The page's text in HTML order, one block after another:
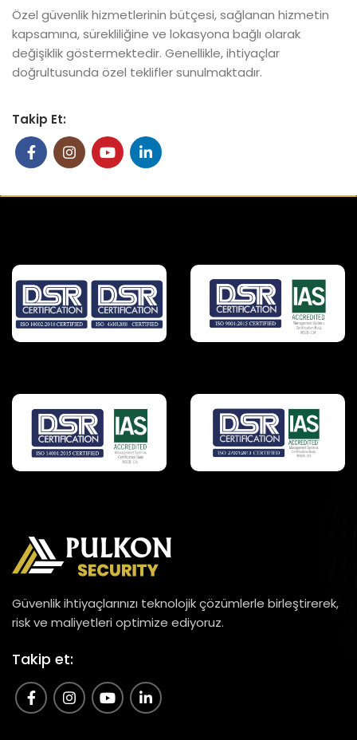
Özel güvenlik hizmetlerinin bütçesi, sağlanan hizmetin
kapsamına, sürekliliğine ve lokasyona bağlı olarak
değişiklik göstermektedir. Genellikle, ihtiyaçlar
doğrultusunda özel teklifler sunulmaktadır.
Takip Et:
Güvenlik ihtiyaçlarınızı teknolojik çözümlerle birleştirerek,
risk ve maliyetleri optimize ediyoruz.
Takip et: